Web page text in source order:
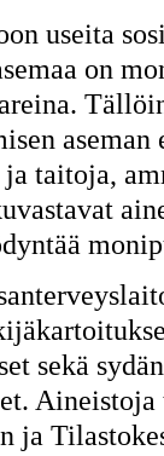
useita
on
taitoja,
sekä
Aineistoja
ja